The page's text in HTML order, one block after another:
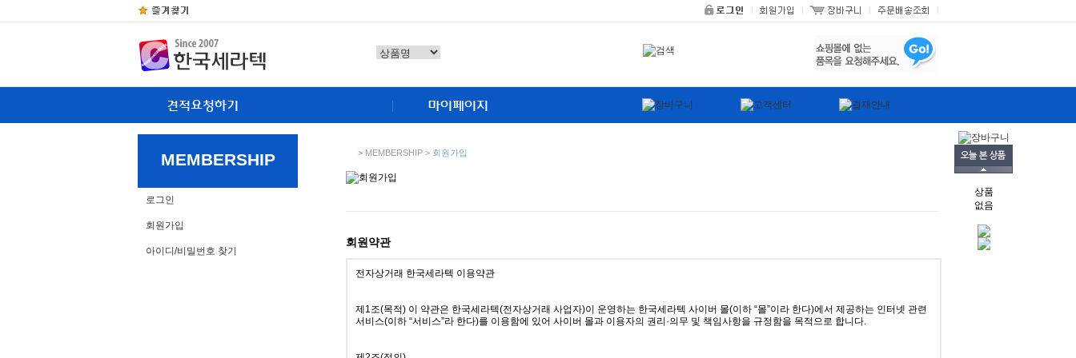
MEMBERSHIP
로그인
회원가입
아이디/비밀번호 찾기
> MEMBERSHIP > 회원가입
회원약관
상품
없음